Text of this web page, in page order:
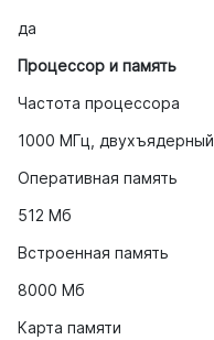
да
Процессор и память
Частота процессора
1000 МГц, двухъядерный
Оперативная память
512 Мб
Встроенная память
8000 Мб
Карта памяти